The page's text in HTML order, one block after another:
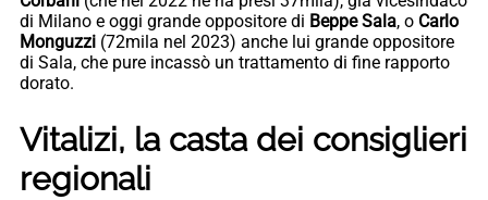
di Milano e oggi grande oppositore di Beppe Sala, o Carlo
Monguzzi (72mila nel 2023) anche lui grande oppositore
di Sala, che pure incassò un trattamento di fine rapporto
dorato.
Vitalizi, la casta dei consiglieri
regionali